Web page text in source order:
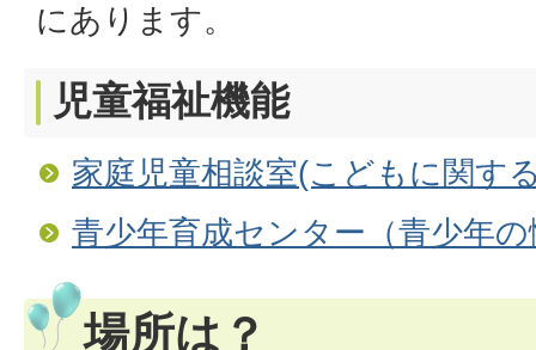
にあります。
児童福祉機能
家庭児童相談室(こどもに関す
青少年育成センター（青少年
場所は？